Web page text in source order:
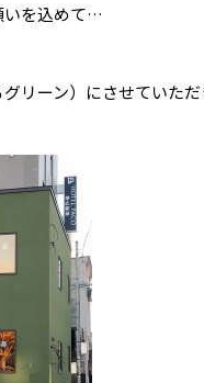
いを込めて…
リーン）にさせていた